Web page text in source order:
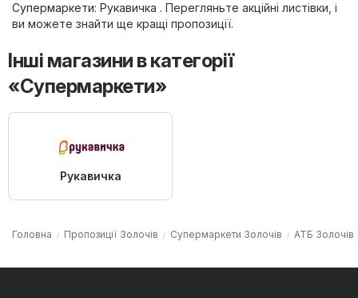
Супермаркети: Рукавичка . Перегляньте акційні листівки, і
ви можете знайти ще кращі пропозиції.
Інші магазини в категорії
«Супермаркети»
Рукавичка
Головна Пропозиції Золочів Супермаркети Золочів АТБ Золочів